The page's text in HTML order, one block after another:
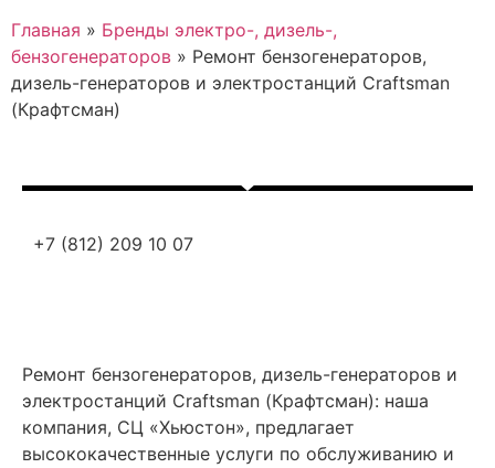
Главная » Бренды электро-, дизель-,
бензогенераторов » Ремонт бензогенераторов,
дизель-генераторов и электростанций Craftsman
(Крафтсман)
+7 (812) 209 10 07
Ремонт бензогенераторов, дизель-генераторов и
электростанций Craftsman (Крафтсман): наша
компания, СЦ «Хьюстон», предлагает
высококачественные услуги по обслуживанию и